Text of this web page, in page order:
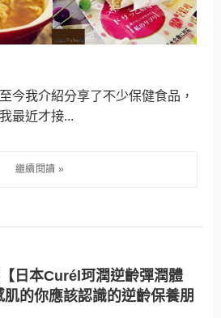
今我介紹分享了不少保健食品，
最近才接...
日本Curél珂潤逆齡彈潤體
肌的你應該認識的逆齡保養朋